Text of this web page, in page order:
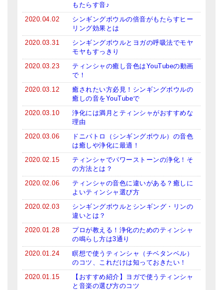
もたらす音♪
2020.04.02
シンギングボウルの倍音がもたらすヒー
リング効果とは
2020.03.31
シンギングボウルとヨガの呼吸法でモヤ
モヤもすっきり
2020.03.23
ティンシャの癒し音色はYouTubeの動画
で！
2020.03.12
癒されたい方必見！シンギングボウルの
癒しの音をYouTubeで
2020.03.10
浄化には満月とティンシャがおすすめな
理由
2020.03.06
ドニパトロ（シンギングボウル）の音色
は癒しや浄化に最適！
2020.02.15
ティンシャでパワーストーンの浄化！そ
の方法とは？
2020.02.06
ティンシャの音色に違いがある？癒しに
よいティンシャ選び方
2020.02.03
シンギングボウルとシンギング・リンの
違いとは？
2020.01.28
プロが教える！浄化のためのティンシャ
の鳴らし方は3通り
2020.01.24
瞑想で使うティンシャ（チベタンベル）
のコツ、これだけは知っておきたい！
2020.01.15
【おすすめ紹介】ヨガで使うティンシャ
と音楽の選び方のコツ